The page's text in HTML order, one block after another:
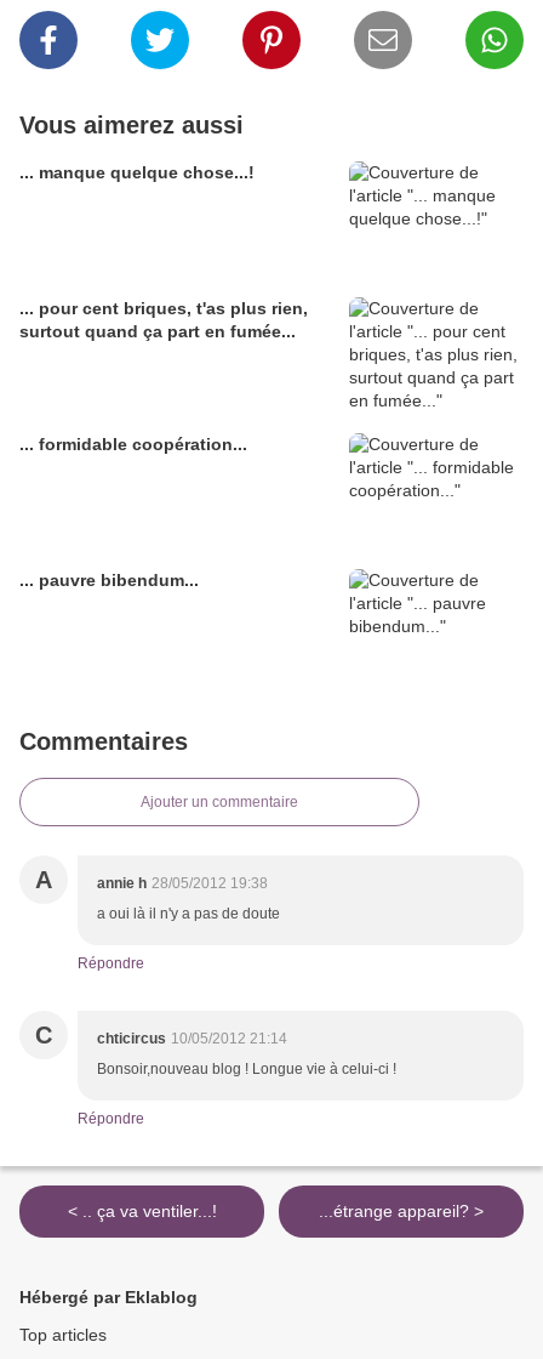
Vous aimerez aussi
... manque quelque chose...!
... pour cent briques, t'as plus rien,
surtout quand ça part en fumée...
... formidable coopération...
... pauvre bibendum...
Commentaires
Ajouter un commentaire
A annie h 28/05/2012 19:38
a oui là il n'y a pas de doute
Répondre
C chticircus 10/05/2012 21:14
Bonsoir,nouveau blog ! Longue vie à celui-ci !
Répondre
< .. ça va ventiler...! ...étrange appareil? >
Hébergé par Eklablog
Top articles